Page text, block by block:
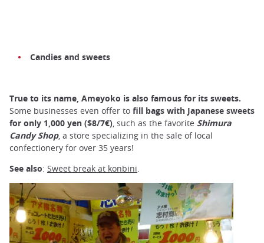
Candies and sweets
True to its name, Ameyoko is also famous for its sweets.
Some businesses even offer to fill bags with Japanese sweets
for only 1,000 yen ($8/7€), such as the favorite Shimura
Candy Shop, a store specializing in the sale of local
confectionery for over 35 years!
See also: Sweet break at konbini.